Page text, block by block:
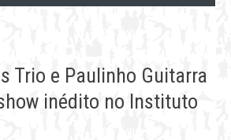
Trio e Paulinho Guitarra
inédito no Instituto